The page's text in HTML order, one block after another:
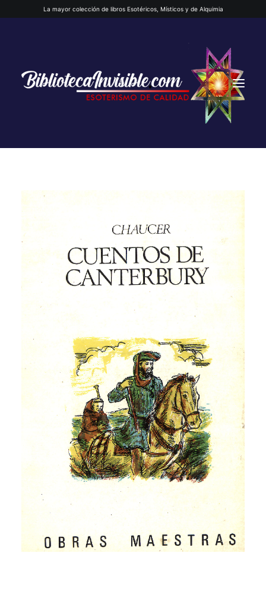
La mayor colección de libros Esotéricos, Místicos y de Alquimia
QUIENES SOMOS
CATEGORÍAS
AUTORES DESTACADOS
GLOSARIO
CONTACTO
LOGIN / REGISTER